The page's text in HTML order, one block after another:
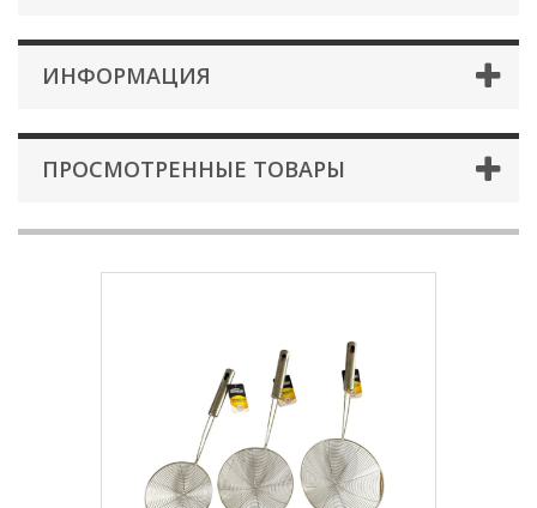
ИНФОРМАЦИЯ
ПРОСМОТРЕННЫЕ ТОВАРЫ